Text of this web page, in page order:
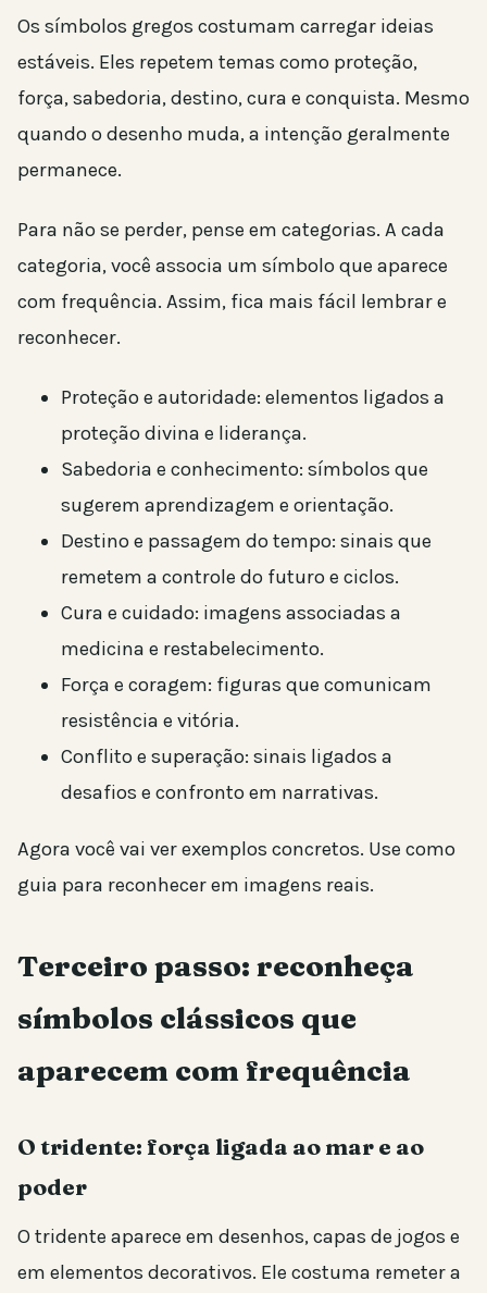
Os símbolos gregos costumam carregar ideias
estáveis. Eles repetem temas como proteção,
força, sabedoria, destino, cura e conquista. Mesmo
quando o desenho muda, a intenção geralmente
permanece.
Para não se perder, pense em categorias. A cada
categoria, você associa um símbolo que aparece
com frequência. Assim, fica mais fácil lembrar e
reconhecer.
Proteção e autoridade: elementos ligados a
proteção divina e liderança.
Sabedoria e conhecimento: símbolos que
sugerem aprendizagem e orientação.
Destino e passagem do tempo: sinais que
remetem a controle do futuro e ciclos.
Cura e cuidado: imagens associadas a
medicina e restabelecimento.
Força e coragem: figuras que comunicam
resistência e vitória.
Conflito e superação: sinais ligados a
desafios e confronto em narrativas.
Agora você vai ver exemplos concretos. Use como
guia para reconhecer em imagens reais.
Terceiro passo: reconheça
símbolos clássicos que
aparecem com frequência
O tridente: força ligada ao mar e ao
poder
O tridente aparece em desenhos, capas de jogos e
em elementos decorativos. Ele costuma remeter a